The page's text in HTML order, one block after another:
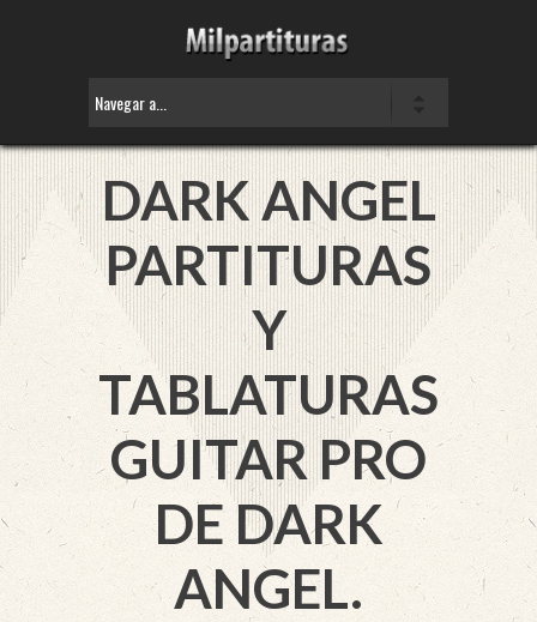
DARK ANGEL
PARTITURAS
Y
TABLATURAS
GUITAR PRO
DE DARK
ANGEL.